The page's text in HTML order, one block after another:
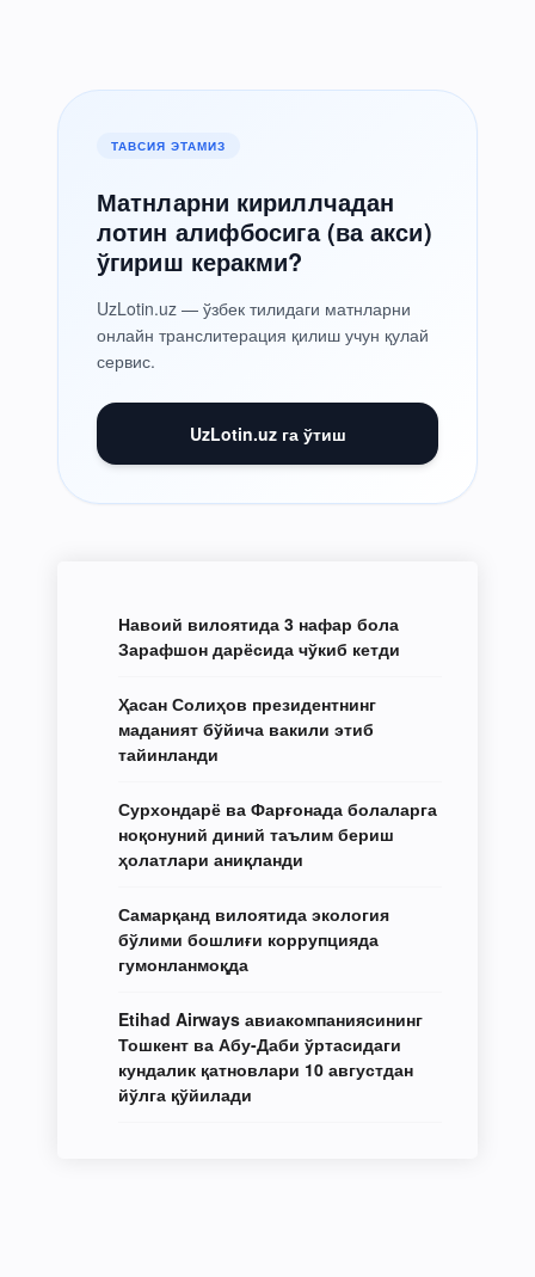
ТАВСИЯ ЭТАМИЗ
Матнларни кириллчадан
лотин алифбосига (ва акси)
ўгириш керакми?
UzLotin.uz — ўзбек тилидаги матнларни
онлайн транслитерация қилиш учун қулай
сервис.
UzLotin.uz га ўтиш
Навоий вилоятида 3 нафар бола
Зарафшон дарёсида чўкиб кетди
Ҳасан Солиҳов президентнинг
маданият бўйича вакили этиб
тайинланди
Сурхондарё ва Фарғонада болаларга
ноқонуний диний таълим бериш
ҳолатлари аниқланди
Самарқанд вилоятида экология
бўлими бошлиғи коррупцияда
гумонланмоқда
Etihad Airways авиакомпаниясининг
Тошкент ва Абу-Даби ўртасидаги
кундалик қатновлари 10 августдан
йўлга қўйилади